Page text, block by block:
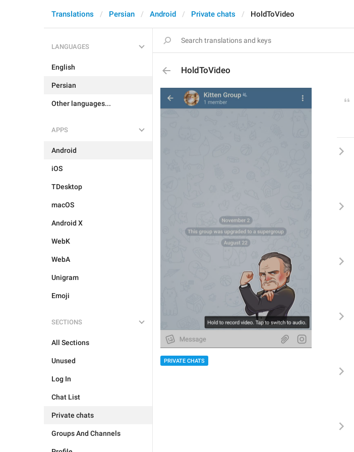
Translations Persian Android Private chats HoldToVideo
LANGUAGES
English
Persian
Other languages...
APPS
Android
iOS
TDesktop
macOS
Android X
WebK
WebA
Unigram
Emoji
SECTIONS
All Sections
Unused
Log In
Chat List
Private chats
Groups And Channels
HoldToVideo
PRIVATE CHATS